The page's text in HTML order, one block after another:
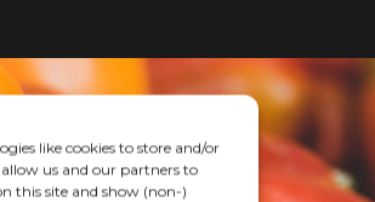
like cookies to store and/or
us and our partners to
this site and show (non-)